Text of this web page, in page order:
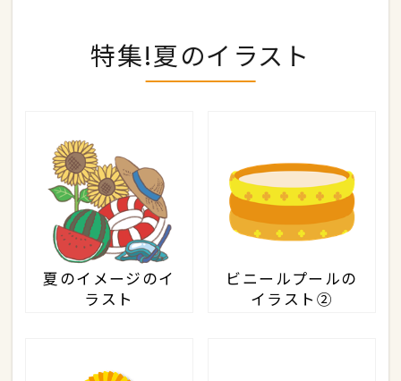
特集!夏のイラスト
夏のイメージのイ
ラスト
ビニールプールの
イラスト②